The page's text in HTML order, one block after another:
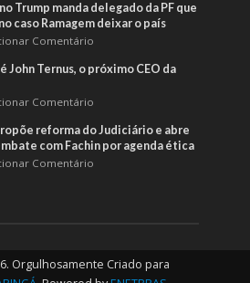
Trump manda delegado da PF que
caso Ramagem deixar o país
Comentário
John Ternus, o próximo CEO da
Comentário
reforma do Judiciário e abre
com Fachin por agenda ética
Comentário
Orgulhosamente Criado para